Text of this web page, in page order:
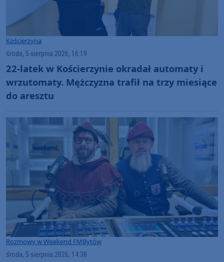
Kościerzyna
środa, 5 sierpnia 2026, 16:19
22-latek w Kościerzynie okradał automaty i
wrzutomaty. Mężczyzna trafił na trzy miesiące
do aresztu
Rozmowy w Weekend FMBytów
środa, 5 sierpnia 2026, 14:38